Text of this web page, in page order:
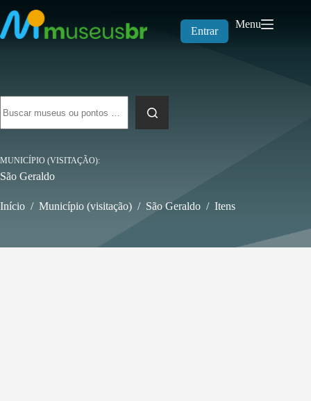
para
o
conteúdo
Entrar
Menu
resultados
MUNICÍPIO (VISITAÇÃO)
São Geraldo
Início / Município (visitação) / São Geraldo / Itens